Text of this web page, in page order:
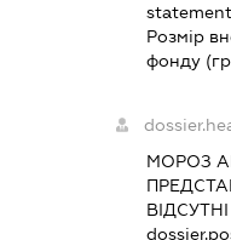
Розмір
фонду
МОРОЗ
ВІДСУТНІ